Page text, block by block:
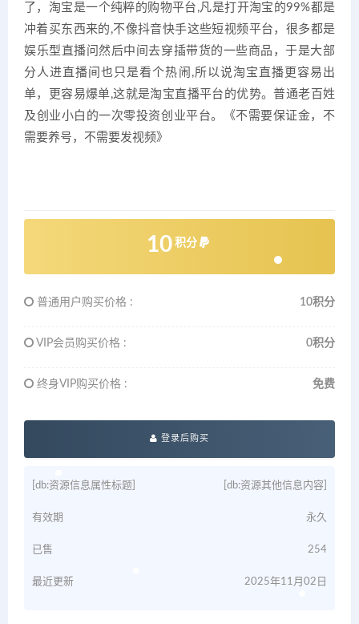
了，淘宝是一个纯粹的购物平台,凡是打开淘宝的99%都是
冲着买东西来的,不像抖音快手这些短视频平台，很多都是
娱乐型直播问然后中间去穿插带货的一些商品，于是大部
分人进直播间也只是看个热闹,所以说淘宝直播更容易出
单，更容易爆单,这就是淘宝直播平台的优势。普通老百姓
及创业小白的一次零投资创业平台。《不需要保证金，不
需要养号，不需要发视频》
10 积分
普通用户购买价格 : 10积分
VIP会员购买价格 : 0积分
终身VIP购买价格 : 免费
登录后购买
[db:资源信息属性标题] [db:资源其他信息内容]
有效期 永久
已售 254
最近更新 2025年11月02日